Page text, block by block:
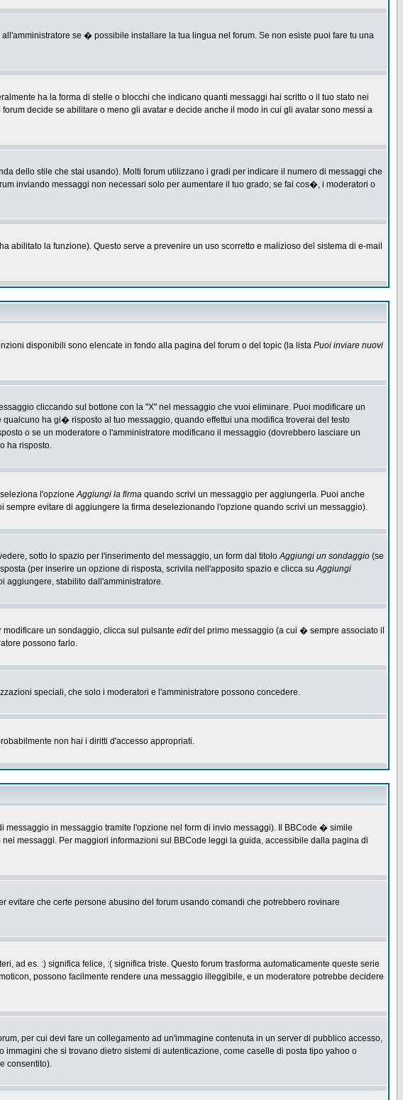
se � possibile installare la tua lingua nel forum. Se non esiste puoi fare tu una
ha la forma di stelle o blocchi che indicano quanti messaggi hai scritto o il tuo stato nei
decide se abilitare o meno gli avatar e decide anche il modo in cui gli avatar sono messi a
dello stile che stai usando). Molti forum utilizzano i gradi per indicare il numero di messaggi che
inviando messaggi non necessari solo per aumentare il tuo grado; se fai cos�, i moderatori o
la funzione). Questo serve a prevenire un uso scorretto e malizioso del sistema di e-mail
disponibili sono elencate in fondo alla pagina del forum o del topic (la lista Puoi inviare nuovi
cliccando sul bottone con la "X" nel messaggio che vuoi eliminare. Puoi modificare un
ha gi� risposto al tuo messaggio, quando effettui una modifica troverai del testo
o se un moderatore o l'amministratore modificano il messaggio (dovrebbero lasciare un
ha risposto.
seleziona l'opzioneAggiungi la firma quando scrivi un messaggio per aggiungerla. Puoi anche
sempre evitare di aggiungere la firma deselezionando l'opzione quando scrivi un messaggio).
sotto lo spazio per l'inserimento del messaggio, un form dal titoloAggiungi un sondaggio (se
(per inserire un opzione di risposta, scrivila nell'apposito spazio e clicca suAggiungi
aggiungere, stabilito dall'amministratore.
un sondaggio, clicca sul pulsante editdel primo messaggio (a cui � sempre associato il
possono farlo.
speciali, che solo i moderatori e l'amministratore possono concedere.
non hai i diritti d'accesso appropriati.
in messaggio tramite l'opzione nel form di invio messaggi). Il BBCode � simile
messaggi. Per maggiori informazioni sul BBCode leggi la guida, accessibile dalla pagina di
evitare che certe persone abusino del forum usando comandi che potrebbero rovinare
ad es. :) significa felice, :( significa triste. Questo forum trasforma automaticamente queste serie
possono facilmente rendere una messaggio illeggibile, e un moderatore potrebbe decidere
per cui devi fare un collegamento ad un'immagine contenuta in un server di pubblico accesso,
che si trovano dietro sistemi di autenticazione, come caselle di posta tipo yahoo o
consentito).